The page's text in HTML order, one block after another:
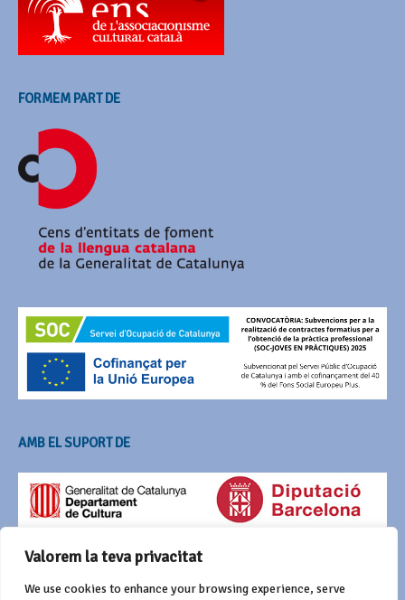
Valorem la teva privacitat
We use cookies to enhance your browsing experience, serve
FORMEM PART DE
AMB EL SUPORT DE